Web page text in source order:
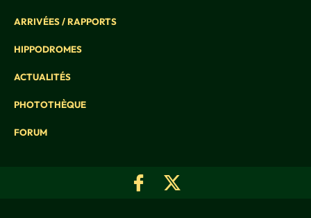
ARRIVÉES / RAPPORTS
HIPPODROMES
ACTUALITÉS
PHOTOTHÈQUE
FORUM